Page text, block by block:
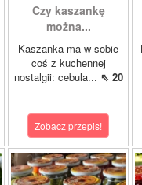
Czy kaszankę
można...
Kaszanka ma w sobie
coś z kuchennej
nostalgii: cebula... ⇖ 20
Zobacz przepis!